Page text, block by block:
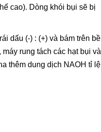
cao). Dòng khói bụi sẽ bị
dấu (-) : (+) và bám trên bề
rung tách các hạt bụi và
thêm dung dịch NAOH tỉ lệ